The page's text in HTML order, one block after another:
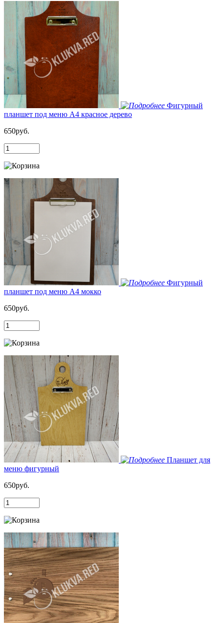
Фигурный
планшет под меню А4 красное дерево
650руб.
Фигурный
планшет под меню А4 мокко
650руб.
Планшет для
меню фигурный
650руб.